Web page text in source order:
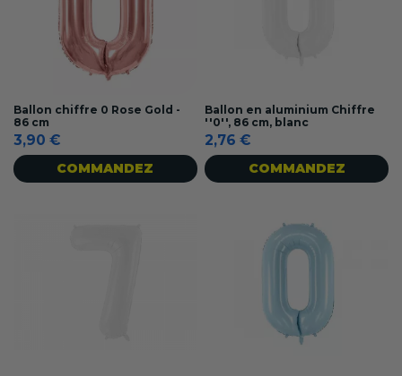
Ballon chiffre 0 Rose Gold -
86 cm
3,90 €
COMMANDEZ
Ballon en aluminium Chiffre
''0'', 86 cm, blanc
2,76 €
COMMANDEZ